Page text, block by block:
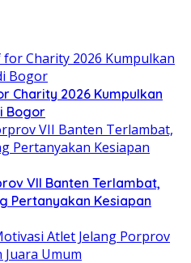
Charity 2026 Kumpulkan
Bogor
VII Banten Terlambat,
Pertanyakan Kesiapan